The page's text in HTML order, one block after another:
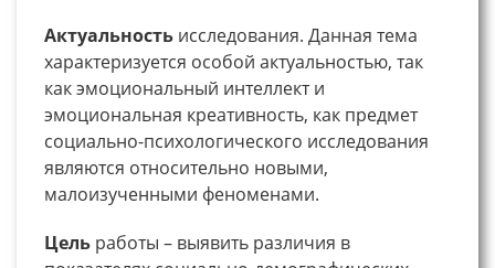
Актуальность исследования. Данная тема
характеризуется особой актуальностью, так
как эмоциональный интеллект и
эмоциональная креативность, как предмет
социально-психологического исследования
являются относительно новыми,
малоизученными феноменами.
Цель работы – выявить различия в